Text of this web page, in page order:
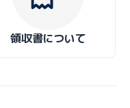
領収書について